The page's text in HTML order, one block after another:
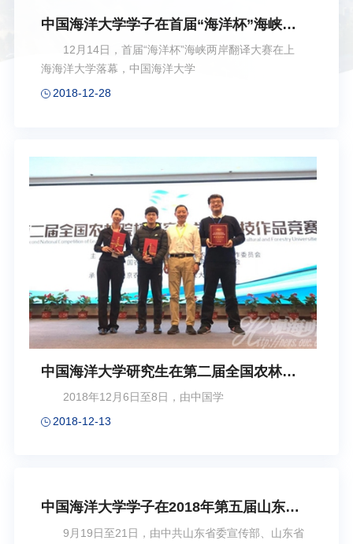
中国海洋大学学子在首届“海洋杯”海峡两
岸翻译大赛中荣获一等奖
12月14日，首届“海洋杯”海峡两岸翻译大赛在上
海海洋大学落幕，中国海洋大学
2018-12-28
中国海洋大学研究生在第二届全国农林院
校研究生学术科技作品竞赛获佳绩
2018年12月6日至8日，由中国学
2018-12-13
中国海洋大学学子在2018年第五届山东省
青少年“国学达人”挑战赛总决赛中获奖
9月19日至21日，由中共山东省委宣传部、山东省